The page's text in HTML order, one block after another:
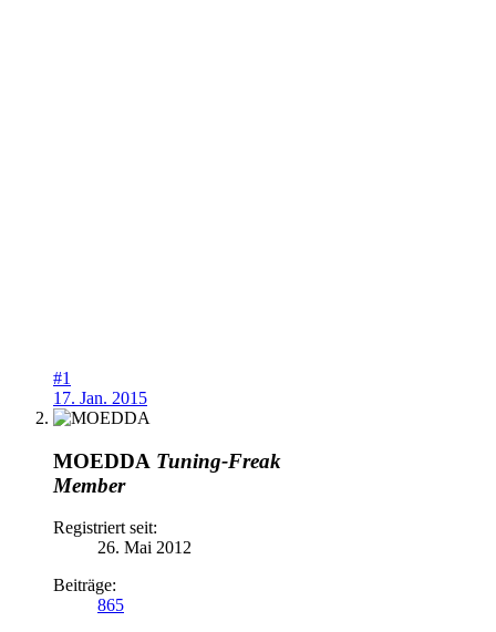
#1
17. Jan. 2015
MOEDDA Tuning-Freak
Member
Registriert seit:
26. Mai 2012
Beiträge:
865